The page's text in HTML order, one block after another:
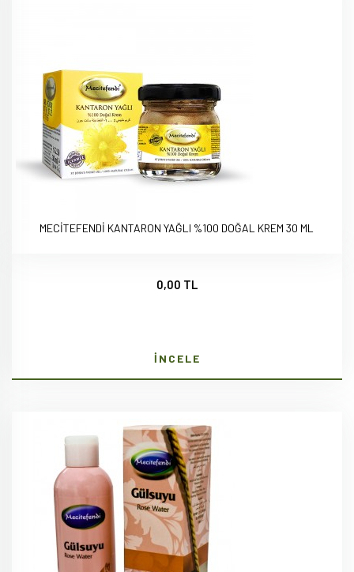
MECİTEFENDİ KANTARON YAĞLI %100 DOĞAL KREM 30 ML
0,00 TL
İNCELE